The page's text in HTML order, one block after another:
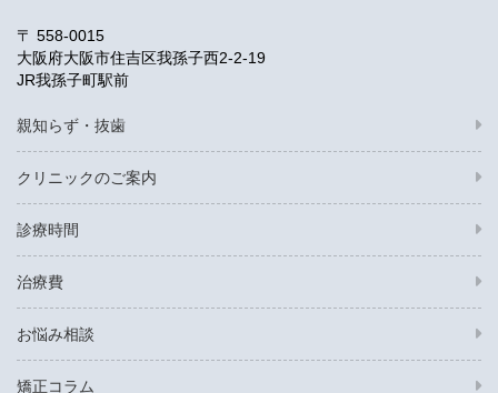
〒 558-0015
大阪府大阪市住吉区我孫子西2-2-19
JR我孫子町駅前
親知らず・抜歯
クリニックのご案内
診療時間
治療費
お悩み相談
矯正コラム